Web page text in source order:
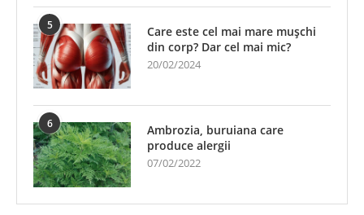
5
Care este cel mai mare mușchi
din corp? Dar cel mai mic?
20/02/2024
6
Ambrozia, buruiana care
produce alergii
07/02/2022